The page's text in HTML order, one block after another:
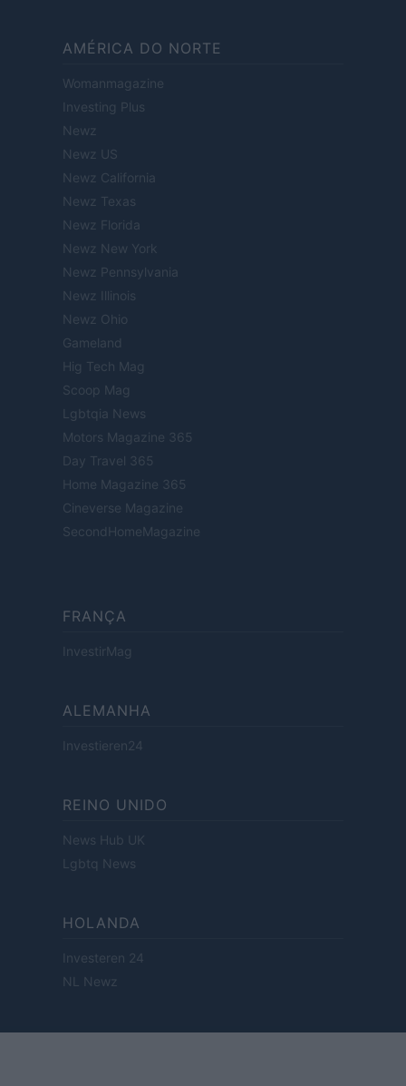
AMÉRICA DO NORTE
Womanmagazine
Investing Plus
Newz
Newz US
Newz California
Newz Texas
Newz Florida
Newz New York
Newz Pennsylvania
Newz Illinois
Newz Ohio
Gameland
Hig Tech Mag
Scoop Mag
Lgbtqia News
Motors Magazine 365
Day Travel 365
Home Magazine 365
Cineverse Magazine
SecondHomeMagazine
FRANÇA
InvestirMag
ALEMANHA
Investieren24
REINO UNIDO
News Hub UK
Lgbtq News
HOLANDA
Investeren 24
NL Newz